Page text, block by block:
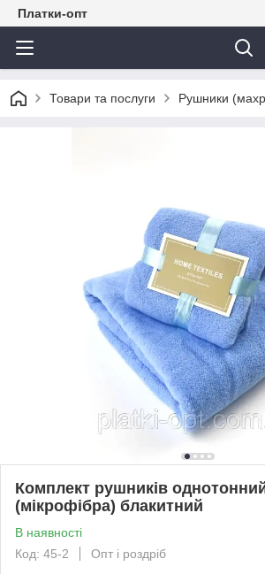
Платки-опт
Товари та послуги Рушники
Комплект рушників
(мікрофібра) блакитний
В наявності
Код: 45-2
Опт і роздріб